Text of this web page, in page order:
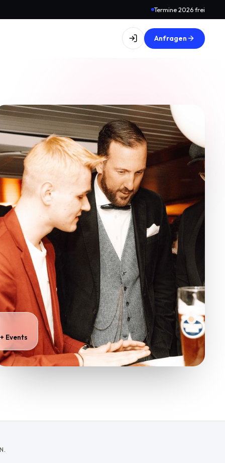
Termine 2026 frei
Anfragen
Events